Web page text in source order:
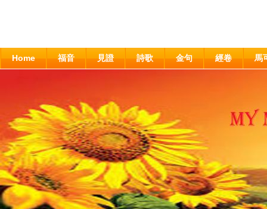
Home 福音 見證 詩歌 金句 經卷 馬